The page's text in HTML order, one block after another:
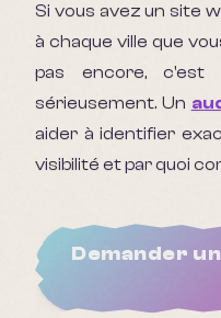
Si vous avez un site
à chaque ville que
pas encore, c'est
sérieusement. Un
aider à identifier
visibilité et par quoi
Demander